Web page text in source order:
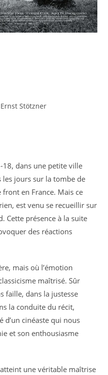
Stötzner
dans une petite ville
jours sur la tombe de
en France. Mais ce
est venu se recueillir sur
Cette présence à la suite
des réactions
mais où l’émotion
maîtrisé. Sûr
faille, dans la justesse
la conduite du récit,
d’un cinéaste qui nous
et son enthousiasme
une véritable maîtrise